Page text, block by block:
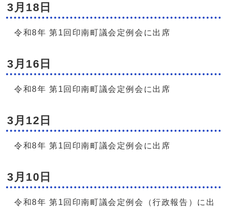
3月18日
令和8年 第1回印南町議会定例会に出席
3月16日
令和8年 第1回印南町議会定例会に出席
3月12日
令和8年 第1回印南町議会定例会に出席
3月10日
令和8年 第1回印南町議会定例会（行政報告）に出